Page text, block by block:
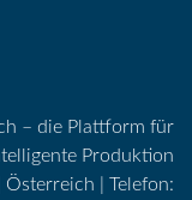
– die Plattform für
Produktion
| Telefon: